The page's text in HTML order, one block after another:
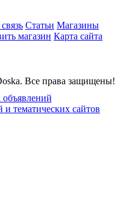
Статьи Магазины
магазин Карта сайта
Все права защищены!